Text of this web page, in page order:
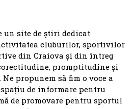
un site de știri dedicat
cluburilor, sportivilor
din Craiova și din întreg
promptitudine și
propunem să fim o voce a